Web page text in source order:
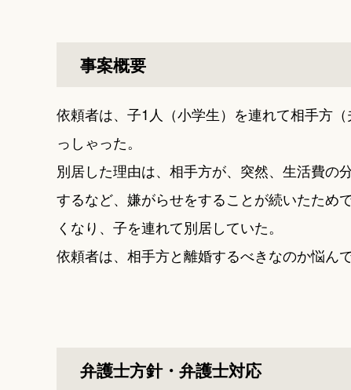
事案概要
依頼者は、子1人（小学生）を連れて相手方
っしゃった。
別居した理由は、相手方が、突然、生活費の
するなど、嫌がらせをすることが続いたため
くなり、子を連れて別居していた。
依頼者は、相手方と離婚するべきなのか悩んで
弁護士方針・弁護士対応